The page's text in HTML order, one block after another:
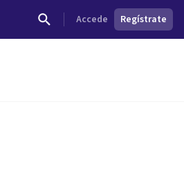
Accede Regístrate